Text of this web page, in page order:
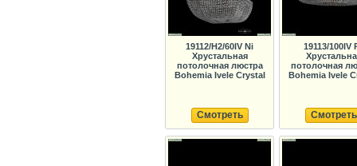
19112/H2/60IV Ni
Хрустальная
потолочная люстра
Bohemia Ivele Crystal
Смотреть
19113/100IV
потолочная
Bohemia Ivele
Смотреть